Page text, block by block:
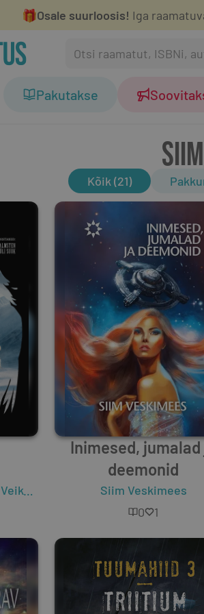
🎁Osale suurloosis! Iga
Pakutakse
Kõik (21)
Veiko Belials Urmas Nimetu,Krafinna
Inimesed, jumalad
deemonid
Siim Veskimees
0
1